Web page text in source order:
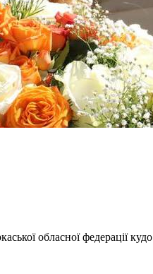
обласної федерації кудо